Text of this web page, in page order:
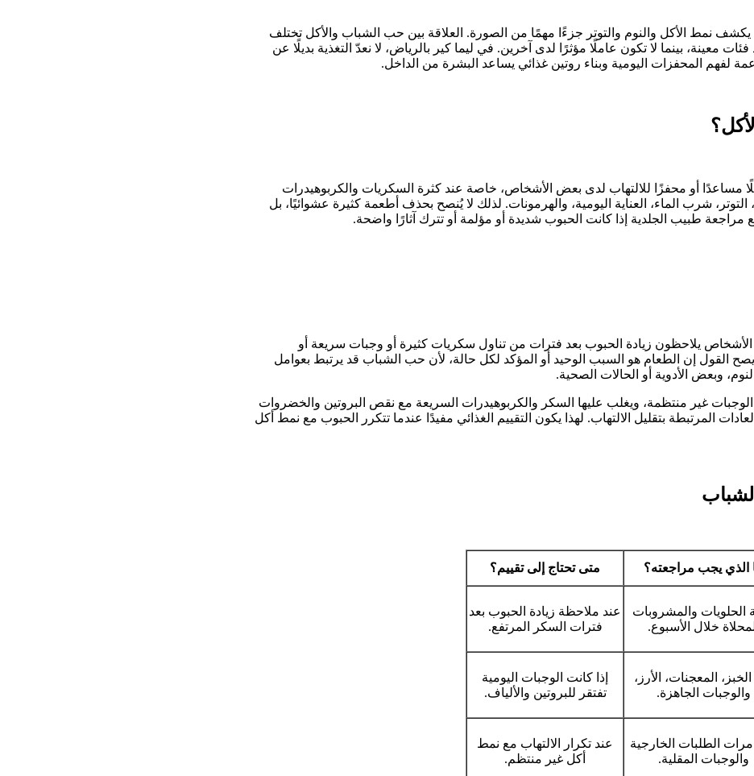
يكشف نمط الأكل والنوم والتوتر جزءًا مهمًا من الصورة. العلاقة بين حب الشباب والأكل تختلف
معينة، بينما لا تكون عاملًا مؤثرًا لدى آخرين. في ليما كير بالرياض، لا نعدّ التغذية بديلًا عن
لفهم المحفزات اليومية وبناء روتين غذائي يساعد البشرة من الداخل.
مساعدًا أو محفزًا للالتهاب لدى بعض الأشخاص، خاصة عند كثرة السكريات والكربوهيدرات
التوتر، شرب الماء، العناية اليومية، والهرمونات. لذلك لا يُنصح بحذف أطعمة كثيرة عشوائيًا، بل
مراجعة طبيب الجلدية إذا كانت الحبوب شديدة أو مؤلمة أو تترك آثارًا واضحة.
الأشخاص يلاحظون زيادة الحبوب بعد فترات من تناول سكريات كثيرة أو وجبات سريعة أو
يصح القول إن الطعام هو السبب الوحيد أو المؤكد لكل حالة، لأن حب الشباب قد يرتبط بعوامل
وبعض الأدوية أو الحالات الصحية.
غير منتظمة، ويغلب عليها السكر والكربوهيدرات السريعة مع نقص البروتين والخضروات
المرتبطة بتقليل الالتهاب. لهذا يكون التقييم الغذائي مفيدًا عندما تتكرر الحبوب مع نمط أكل
الذي يجب مراجعته؟ متى تحتاج إلى تقييم؟
الحلويات والمشروبات
خلال الأسبوع.
عند ملاحظة زيادة الحبوب بعد
فترات السكر المرتفع.
المعجنات، الأرز،
والوجبات الجاهزة.
إذا كانت الوجبات اليومية
تفتقر للبروتين والألياف.
الطلبات الخارجية
والوجبات المقلية.
عند تكرار الالتهاب مع نمط
أكل غير منتظم.